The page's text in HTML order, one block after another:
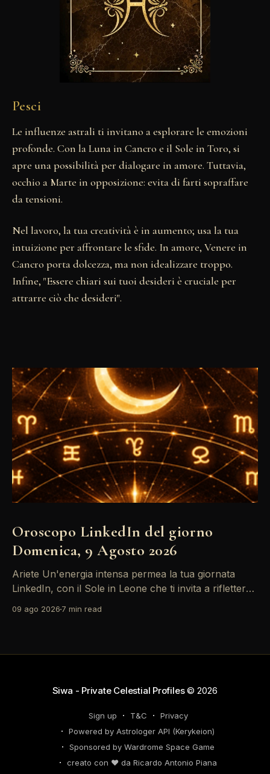
Pesci
Le influenze astrali ti invitano a esplorare le emozioni
profonde. Con la Luna in Cancro e il Sole in Toro, si
apre una possibilità per dialogare in amore. Tuttavia,
occhio a Marte in opposizione: evita di farti sopraffare
da tensioni.
Nel lavoro, la tua creatività è in aumento; usa la tua
intuizione per affrontare le sfide. In amore, Venere in
Cancro porta dolcezza, ma non idealizzare troppo.
Infine, "Essere chiari sui tuoi desideri è cruciale per
attrarre ciò che desideri".
Oroscopo LinkedIn del giorno
Domenica, 9 Agosto 2026
Ariete Un'energia intensa permea la tua giornata
LinkedIn, con il Sole in Leone che ti invita a riflettere
dalla Luna in Gemelli, possono generare interazioni
09 ago 2026 7 min read
Siwa - Private Celestial Profiles© 2026
Sign up T&C
Privacy
Powered by Astrologer API (Kerykeion)
Sponsored by Wardrome Space Game
creato con ❤️ da Ricardo Antonio Piana